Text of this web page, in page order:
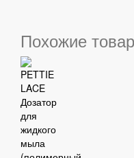
Похожие